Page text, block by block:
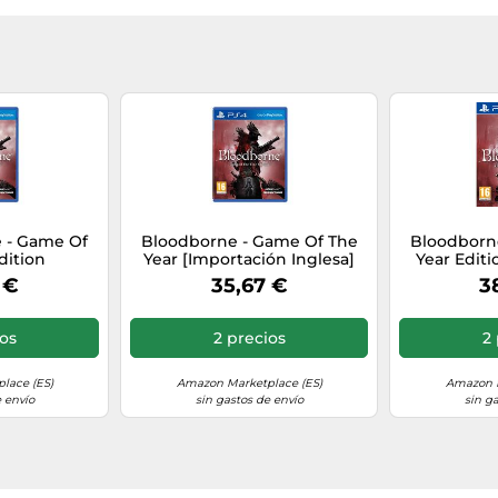
Game Of
€
(ES)
envío
Bloodborne - Game Of The
Year [Importación Inglesa]
35,67 €
2 precios
Amazon Marketplace (ES)
sin gastos de envío
Year
2
Amazon
sin